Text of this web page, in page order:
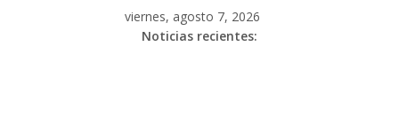
viernes, agosto 7, 2026
Noticias recientes: